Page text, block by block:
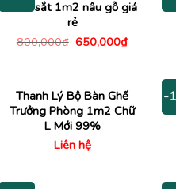
chân sắt 1m2 nâu gỗ giá
rẻ
800,000₫ Giá
650,000₫Giá
650,000₫.
Thanh Lý Bộ Bàn Ghế
Trưởng Phòng 1m2 Chữ
L Mới 99%
Liên hệ
-